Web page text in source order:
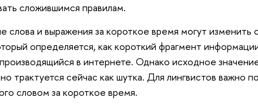
сложившимся правилам.
слова и выражения за короткое время могут изменить
определяется, как короткий фрагмент
в интернете. Однако исходное
трактуется сейчас как шутка. Для лингвистов важно
словом за короткое время.